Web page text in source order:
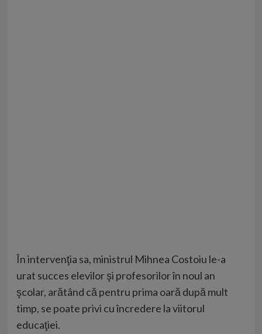
În intervenţia sa, ministrul Mihnea Costoiu le-a
urat succes elevilor şi profesorilor în noul an
şcolar, arătând că pentru prima oară după mult
timp, se poate privi cu încredere la viitorul
educaţiei.